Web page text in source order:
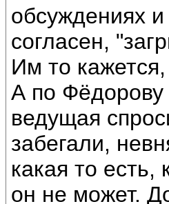
обсуждениях
согласен,
Им то
А по Фёдорову
ведущая
забегали,
какая то есть,
он не может.